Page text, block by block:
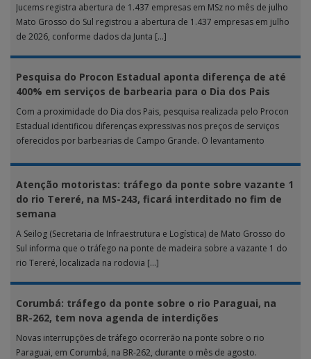
Jucems registra abertura de 1.437 empresas em MSz no mês de julho
Mato Grosso do Sul registrou a abertura de 1.437 empresas em julho
de 2026, conforme dados da Junta […]
Pesquisa do Procon Estadual aponta diferença de até
400% em serviços de barbearia para o Dia dos Pais
Com a proximidade do Dia dos Pais, pesquisa realizada pelo Procon
Estadual identificou diferenças expressivas nos preços de serviços
oferecidos por barbearias de Campo Grande. O levantamento
Atenção motoristas: tráfego da ponte sobre vazante 1
do rio Tereré, na MS-243, ficará interditado no fim de
semana
A Seilog (Secretaria de Infraestrutura e Logística) de Mato Grosso do
Sul informa que o tráfego na ponte de madeira sobre a vazante 1 do
rio Tereré, localizada na rodovia […]
Corumbá: tráfego da ponte sobre o rio Paraguai, na
BR-262, tem nova agenda de interdições
Novas interrupções de tráfego ocorrerão na ponte sobre o rio
Paraguai, em Corumbá, na BR-262, durante o mês de agosto.